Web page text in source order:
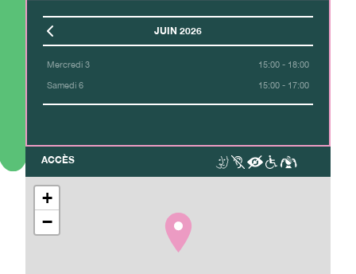
JUIN 2026
Mercredi 3 15:00 - 18:00
Samedi 6 15:00 - 17:00
ACCÈS
+
−